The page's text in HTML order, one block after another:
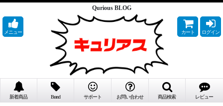
Qurious BLOG
メニュー カート ログイン
新着商品 Brand サポート お問い合わせ 商品検索 レビュー